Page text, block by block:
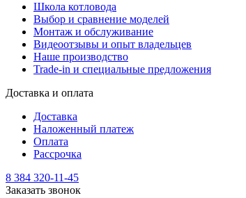
Школа котловода
Выбор и сравнение моделей
Монтаж и обслуживание
Видеоотзывы и опыт владельцев
Наше производство
Trade-in и специальные предложения
Доставка и оплата
Доставка
Наложенный платеж
Оплата
Рассрочка
8 384 320-11-45
Заказать звонок